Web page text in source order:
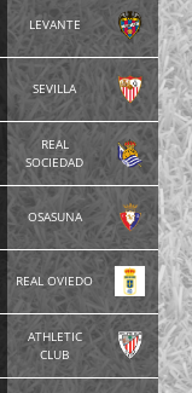
LEVANTE
SEVILLA
REAL
SOCIEDAD
OSASUNA
REAL OVIEDO
ATHLETIC
CLUB